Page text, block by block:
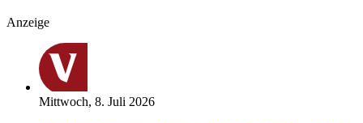
Anzeige
Mittwoch, 8. Juli 2026